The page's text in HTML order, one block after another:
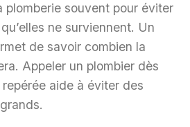
plomberie souvent pour éviter
ne surviennent. Un
de savoir combien la
Appeler un plombier dès
repérée aide à éviter des